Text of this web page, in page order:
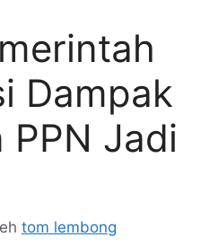
Dampak
PPN Jadi
tom lembong